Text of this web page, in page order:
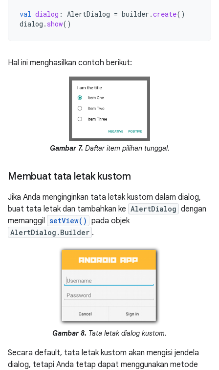
val dialog : AlertDialog = builder .create()
dialog . show()
Hal ini menghasilkan contoh berikut:
Gambar 7. Daftar item pilihan tunggal.
Membuat tata letak kustom
Jika Anda menginginkan tata letak kustom dalam dialog,
buat tata letak dan tambahkan ke AlertDialog dengan
memanggil setView() pada objek
AlertDialog.Builder .
Gambar 8. Tata letak dialog kustom.
Secara default, tata letak kustom akan mengisi jendela
dialog, tetapi Anda tetap dapat menggunakan metode